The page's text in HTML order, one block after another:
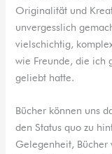
Originalität und
unvergesslich
vielschichtig,
wie Freunde, die ich
geliebt hatte.
Bücher können uns
den Status quo zu
Gelegenheit, Bücher